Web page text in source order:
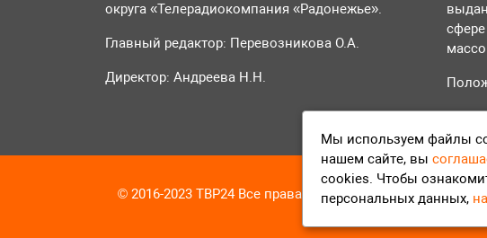
округа «Телерадиокомпания «Радонежье».
Главный редактор: Перевозникова О.А.
Директор: Андреева Н.Н.
© 2016-2023 ТВР24 Все права защищены
Мы используем файлы
нашем сайте, вы
cookies. Чтобы
персональных данных,